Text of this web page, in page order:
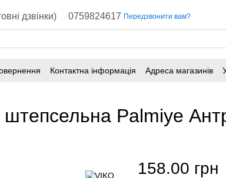
дзвінки) 0759824617 Передзвонити вам?
Контактна інформація Адреса магазинів
штепсельна Palmiye
158.00 грн